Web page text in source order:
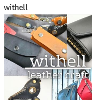
withell